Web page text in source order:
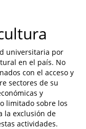
universitaria por
en el país. No
con el acceso y
sectores de su
y
limitado sobre los
la exclusión de
actividades.